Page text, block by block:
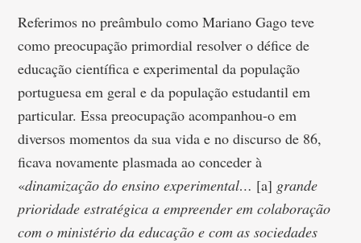
Referimos no preâmbulo como Mariano Gago teve
como preocupação primordial resolver o défice de
educação científica e experimental da população
portuguesa em geral e da população estudantil em
particular. Essa preocupação acompanhou-o em
diversos momentos da sua vida e no discurso de 86,
ficava novamente plasmada ao conceder à
«dinamização do ensino experimental… [a] grande
prioridade estratégica a empreender em colaboração
com o ministério da educação e com as sociedades